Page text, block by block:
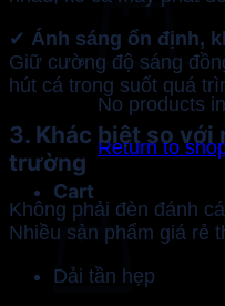
No products
Return to
Cart
✔ Ánh sáng ổn định,
Giữ cường độ sáng
hút cá trong suốt quá
3. Khác biệt so với
trường
Không phải đèn đánh
Nhiều sản phẩm giá rẻ
Dải tần hẹp